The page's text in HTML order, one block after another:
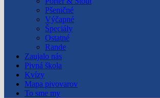
Pšeničné
Výčapné
Špeciály
Ostatné
Rande
Zaujalo nás
Pivná škola
Kvízy
Mapa pivovarov
To sme my